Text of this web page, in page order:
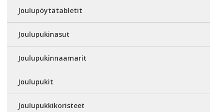
Joulupöytätabletit
Joulupukinasut
Joulupukinnaamarit
Joulupukit
Joulupukkikoristeet